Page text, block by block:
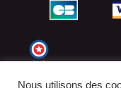
Nous utilisons des